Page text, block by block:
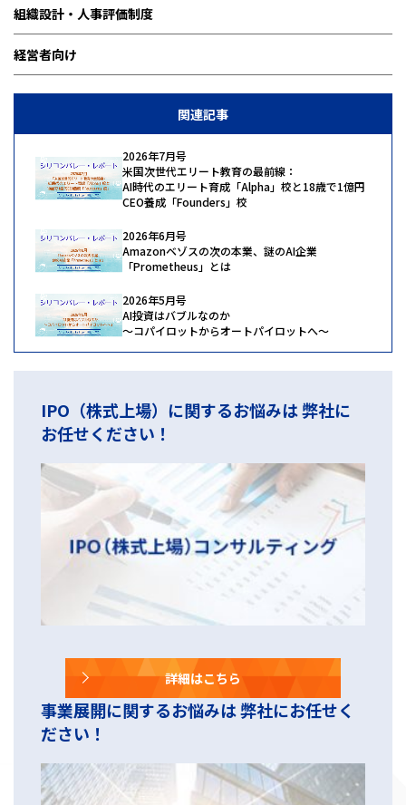
組織設計・人事評価制度
経営者向け
関連記事
2026年7月号
米国次世代エリート教育の最前線：
AI時代のエリート育成「Alpha」校と18歳で1億円
CEO養成「Founders」校
2026年6月号
Amazonベゾスの次の本業、謎のAI企業
「Prometheus」とは
2026年5月号
AI投資はバブルなのか
〜コパイロットからオートパイロットへ〜
IPO（株式上場）に関するお悩みは 弊社に
お任せください！
詳細はこちら
事業展開に関するお悩みは 弊社にお任せく
ださい！